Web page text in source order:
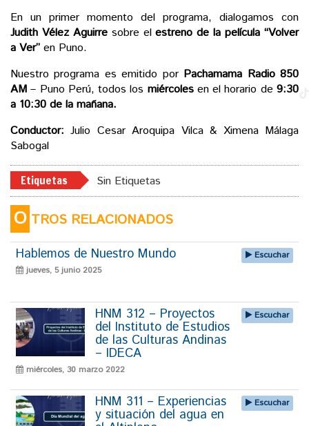
En un primer momento del programa, dialogamos con
Judith Vélez Aguirresobre elestreno de la película “Volver
a Ver” en Puno.
Nuestro programa es emitido por Pachamama Radio 850
AM – Puno Perú, todos los miércolesen el horario de9:30
a 10:30 de la mañana.
Conductor: Julio Cesar Aroquipa Vilca & Ximena Málaga
Sabogal
Etiquetas Sin Etiquetas
O TROS RELACIONADOS
Hablemos de Nuestro Mundo
jueves, 5 junio 2025
Escuchar
HNM 312 – Proyectos
del Instituto de Estudios
de las Culturas Andinas
– IDECA
miércoles, 30 marzo 2022
Escuchar
HNM 311 – Experiencias
y situación del agua en
Escuchar